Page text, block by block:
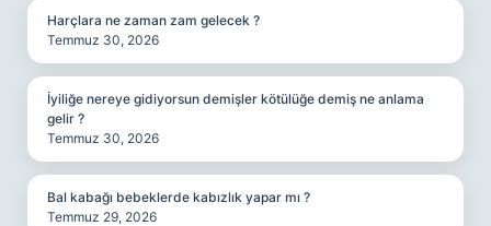
Harçlara ne zaman zam gelecek ?
Temmuz 30, 2026
İyiliğe nereye gidiyorsun demişler kötülüğe demiş ne anlama
gelir ?
Temmuz 30, 2026
Bal kabağı bebeklerde kabızlık yapar mı ?
Temmuz 29, 2026